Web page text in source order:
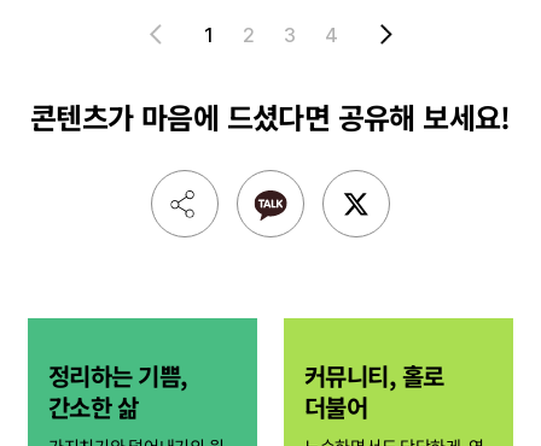
1 2 3 4
콘텐츠가 마음에 드셨다면 공유해 보세요!
정리하는 기쁨,
간소한 삶
커뮤니티, 홀로
더불어